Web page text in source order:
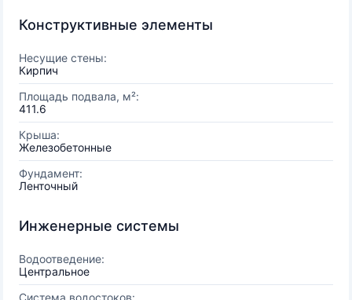
Конструктивные элементы
Несущие стены:
Кирпич
Площадь подвала, м²:
411.6
Крыша:
Железобетонные
Фундамент:
Ленточный
Инженерные системы
Водоотведение:
Центральное
Система водостоков: